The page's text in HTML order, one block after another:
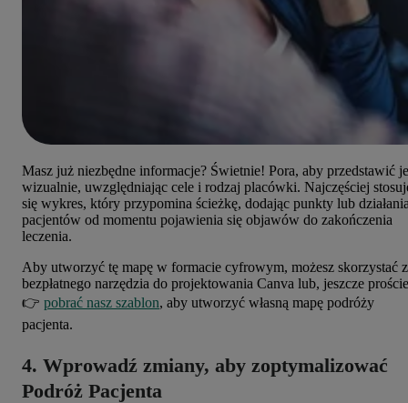
Masz już niezbędne informacje? Świetnie! Pora, aby przedstawić je
wizualnie, uwzględniając cele i rodzaj placówki. Najczęściej
się wykres, który przypomina ścieżkę, dodając punkty lub
pacjentów od momentu pojawienia się objawów do zakończenia
leczenia.
Aby utworzyć tę mapę w formacie cyfrowym, możesz skorzystać z
bezpłatnego narzędzia do projektowania Canva lub, jeszcze
👉 pobrać nasz szablon, aby utworzyć własną mapę podróży
pacjenta.
4. Wprowadź zmiany, aby zoptymalizować
Podróż Pacjenta